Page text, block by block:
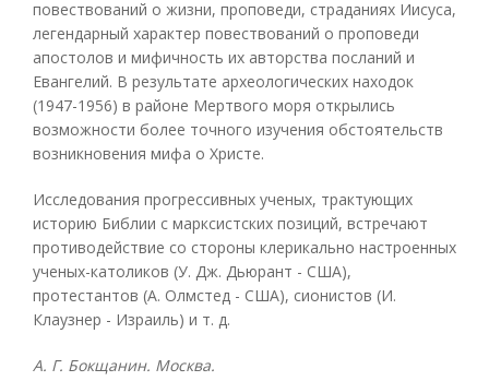
повествований о жизни, проповеди, страданиях Иисуса,
легендарный характер повествований о проповеди
апостолов и мифичность их авторства посланий и
Евангелий. В результате археологических находок
(1947-1956) в районе Мертвого моря открылись
возможности более точного изучения обстоятельств
возникновения мифа о Христе.
Исследования прогрессивных ученых, трактующих
историю Библии с марксистских позиций, встречают
противодействие со стороны клерикально настроенных
ученых-католиков (У. Дж. Дьюрант - США),
протестантов (А. Олмстед - США), сионистов (И.
Клаузнер - Израиль) и т. д.
А. Г. Бокщанин. Москва.